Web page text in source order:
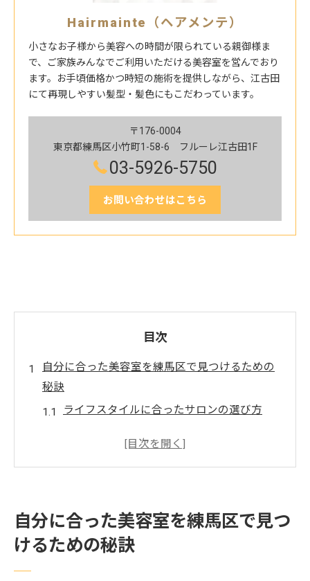
Hairmainte（ヘアメンテ）
小さなお子様から美容への時間が限られている親御様ま
で、ご家族みんなでご利用いただける美容室を営んでおり
ます。お手頃価格かつ時短の施術を提供しながら、江古田
にて再現しやすい髪型・髪色にもこだわっています。
〒176-0004
東京都練馬区小竹町1-58-6 フルーレ江古田1F
03-5926-5750
お問い合わせはこちら
目次
自分に合った美容室を練馬区で見つけるための
秘訣
ライフスタイルに合ったサロンの選び方
サロンの雰囲気を確認する方法
トレンドを取り入れるサロンの探し方
自分に合った美容室を練馬区で見つ
けるための秘訣